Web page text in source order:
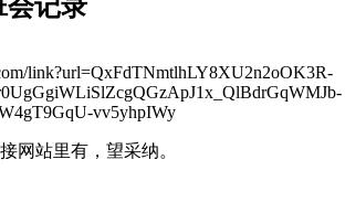
会记录
link?url=QxFdTNmtlhLY8XU2n2oOK3R-
vv5yhpIWy
网站里有，望采纳。